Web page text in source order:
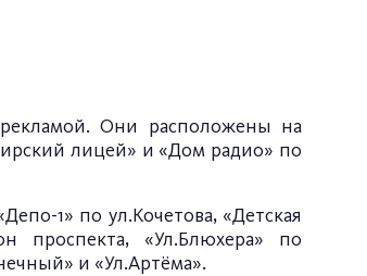
Они расположены на
лицей» и «Дом радио» по
1» по ул.Кочетова, «Детская
проспекта, «Ул.Блюхера» по
и «Ул.Артёма».